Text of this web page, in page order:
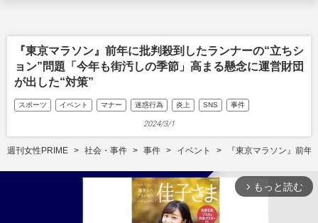
『東京マラソン』前年に批判殺到したランナーの“立ちシ
ョン”問題「今年も街汚しの季節」高まる懸念に運営財団
が出した“対策”
スポーツ イベント マナー 迷惑行為 炎上 SNS 事件
2024/3/1
週刊女性PRIME 社会・事件 事件 イベント 『東京マラソン』前
arrow_forward_ios もっと読む